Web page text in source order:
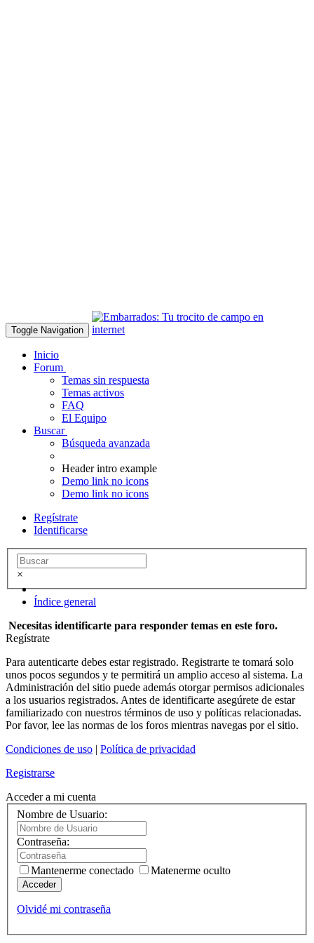
Toggle Navigation
Inicio
Forum
Temas sin respuesta
Temas activos
FAQ
El Equipo
Buscar
Búsqueda avanzada
Header intro example
Demo link no icons
Demo link no icons
Regístrate
Identificarse
×
Índice general
Necesitas identificarte para responder temas en este foro.
Regístrate
Para autenticarte debes estar registrado. Registrarte te tomará solo
unos pocos segundos y te permitirá un amplio acceso al sistema. La
Administración del sitio puede además otorgar permisos adicionales
a los usuarios registrados. Antes de identificarte asegúrete de estar
familiarizado con nuestros términos de uso y políticas relacionadas.
Por favor, lee las normas de los foros mientras navegas por el sitio.
Condiciones de uso | Política de privacidad
Registrarse
Acceder a mi cuenta
Nombre de Usuario:
Contraseña:
Mantenerme conectado Matenerme oculto
Acceder
Olvidé mi contraseña